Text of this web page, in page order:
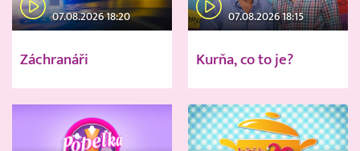
07.08.2026 18:20
Záchranáři
07.08.2026 18:15
Kurňa, co to je?